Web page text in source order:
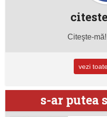
Citeşte-
vezi
s-ar putea